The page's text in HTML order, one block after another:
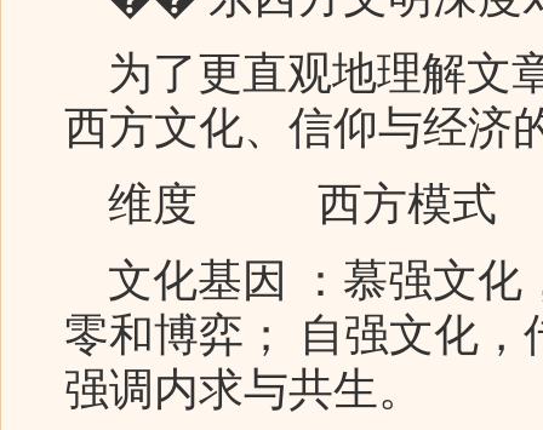
为了更直观地理解文
西方文化、信仰与经济
维度 西方模式
文化基因 ：慕强文化
零和博弈； 自强文化，
强调内求与共生。